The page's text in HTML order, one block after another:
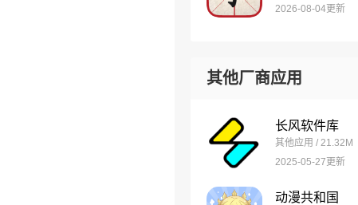
2026-08-04更新
其他厂商应用
长风软件库
其他应用 / 21.32M
2025-05-27更新
动漫共和国